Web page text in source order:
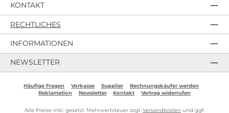
KONTAKT
RECHTLICHES
INFORMATIONEN
NEWSLETTER
Häufige Fragen Vorkasse Supplier
Rechnungskäufer werden
Reklamation
Newsletter Kontakt Vertrag widerrufen
Alle Preise inkl. gesetzl. Mehrwertsteuer zzgl. Versandkosten und ggf.